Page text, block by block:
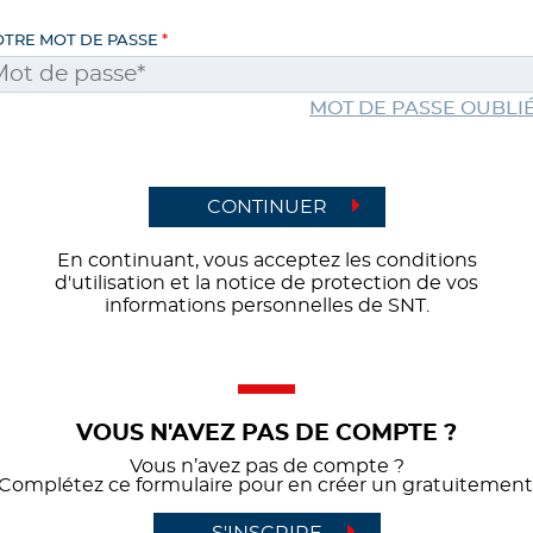
MOT DE PASSE
MOT DE PASSE
CONTINUER
En continuant, vous acceptez les conditions
d'utilisation et la notice de protection de vos
informations personnelles de SNT.
VOUS N'AVEZ PAS DE COMPTE ?
Vous n’avez pas de compte ?
ce formulaire pour en créer un